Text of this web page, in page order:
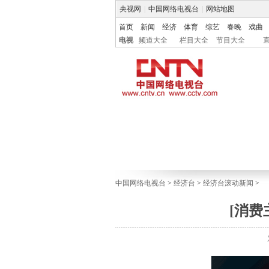
央视网 中国网络电视台 网站地图
首页 新闻 经济 体育 综艺 春晚
戏曲
电视
频道大全 栏目大全 节目大全
中国网络电视台 > 经济台 > 经济台滚动新闻 >
[消费